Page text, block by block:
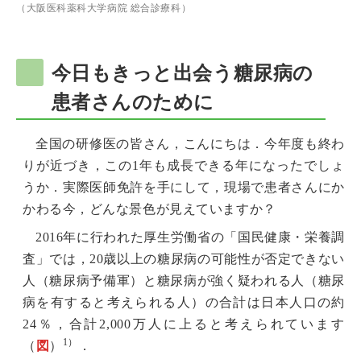
（大阪医科薬科大学病院 総合診療科）
今日もきっと出会う糖尿病の
患者さんのために
全国の研修医の皆さん，こんにちは．今年度も終わ
りが近づき，この1年も成長できる年になったでしょ
うか．実際医師免許を手にして，現場で患者さんにか
かわる今，どんな景色が見えていますか？
2016年に行われた厚生労働省の「国民健康・栄養調
査」では，20歳以上の糖尿病の可能性が否定できない
人（糖尿病予備軍）と糖尿病が強く疑われる人（糖尿
病を有すると考えられる人）の合計は日本人口の約
24％，合計2,000万人に上ると考えられています
（ 図 ） 1） ．